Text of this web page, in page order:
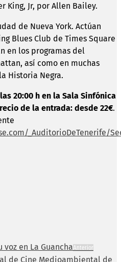
King, Jr, por Allen Bailey.
de Nueva York. Actúan
Blues Club de Times Square
en los programas del
así como en muchas
Historia Negra.
20:00 h en la Sala Sinfónica
de la entrada: desde 22€.
_AuditorioDeTenerife/
voz en La GuanchaAnterior
de Cine Medioambiental de